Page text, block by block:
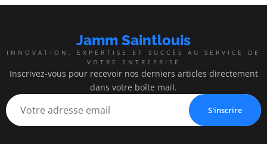
Jamm Saintlouis
INNOVATION, EXPERTISE ET SUCCÈS AU SERVICE DE
VOTRE ENTREPRISE
Inscrivez-vous pour recevoir nos derniers articles directement
dans votre boîte mail.
S'inscrire